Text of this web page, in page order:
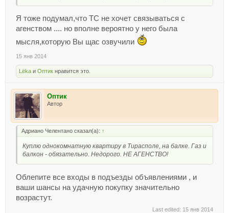
Я тоже подумал,что ТС не хочет связываться с
агенством .... но вполне вероятно у него была
мысля,которую Вы щас озвучили
15 янв 2014
Lёka и Оптик нравится это.
Оптик
Автор
Адриано Челентано сказал(а): ↑
Куплю однокомнатную квартиру в Тирасполе, на балке. Газ и
балкон - обязательно. Недорого. НЕ АГЕНСТВО!
Облепите все входы в подъезды объявлениями , и
ваши шансы на удачную покупку значительно
возрастут.
Last edited: 15 янв 2014